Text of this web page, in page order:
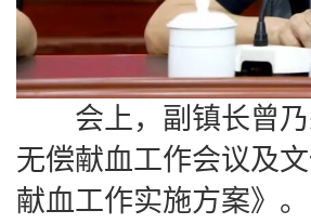
会上，副镇长曾乃
无偿献血工作会议及
献血工作实施方案》。